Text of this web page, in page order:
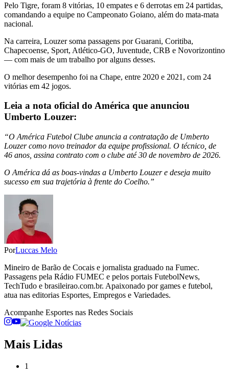
Pelo Tigre, foram 8 vitórias, 10 empates e 6 derrotas em 24 partidas,
comandando a equipe no Campeonato Goiano, além do mata-mata
nacional.
Na carreira, Louzer soma passagens por Guarani, Coritiba,
Chapecoense, Sport, Atlético-GO, Juventude, CRB e Novorizontino
— com mais de um trabalho por alguns desses.
O melhor desempenho foi na Chape, entre 2020 e 2021, com 24
vitórias em 42 jogos.
Leia a nota oficial do América que anunciou
Umberto Louzer:
“O América Futebol Clube anuncia a contratação de Umberto
Louzer como novo treinador da equipe profissional. O técnico, de
46 anos, assina contrato com o clube até 30 de novembro de 2026.
O América dá as boas-vindas a Umberto Louzer e deseja muito
sucesso em sua trajetória à frente do Coelho.”
PorLuccas Melo
Mineiro de Barão de Cocais e jornalista graduado na Fumec.
Passagens pela Rádio FUMEC e pelos portais FutebolNews,
TechTudo e brasileirao.com.br. Apaixonado por games e futebol,
atua nas editorias Esportes, Empregos e Variedades.
Acompanhe Esportes nas Redes Sociais
Mais Lidas
1